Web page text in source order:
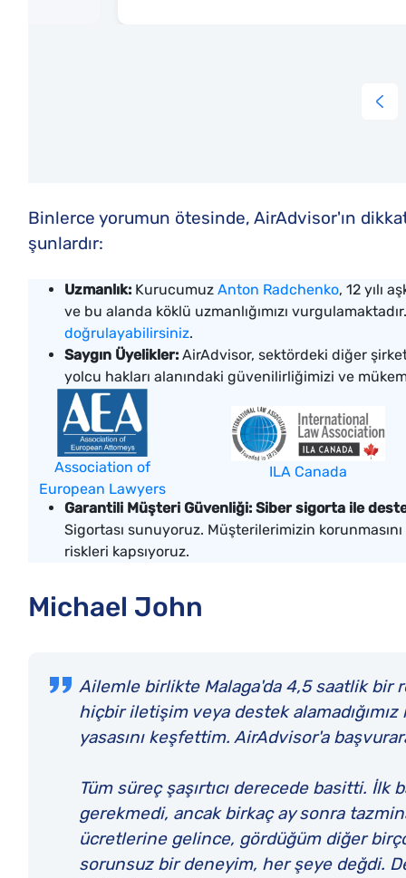
Binlerce yorumun ötesinde, AirAdvisor'ın
şunlardır:
Uzmanlık: Kurucumuz Anton Radchenko, 12 yılı
ve bu alanda köklü uzmanlığımızı
doğrulayabilirsiniz.
Saygın Üyelikler: AirAdvisor, sektördeki diğer
yolcu hakları alanındaki güvenilirliğimizi ve
Association of
European Lawyers
ILA Canada
Garantili Müşteri Güvenliği: Siber sigorta ile
Sigortası sunuyoruz. Müşterilerimizin
riskleri kapsıyoruz.
Michael John
Ailemle birlikte Malaga'da 4,5 saatlik bir
hiçbir iletişim veya destek
yasasını keşfettim. AirAdvisor'a
Tüm süreç şaşırtıcı derecede basitti.
gerekmedi, ancak birkaç ay sonra
ücretlerine gelince, gördüğüm diğer
sorunsuz bir deneyim, her şeye değdi.